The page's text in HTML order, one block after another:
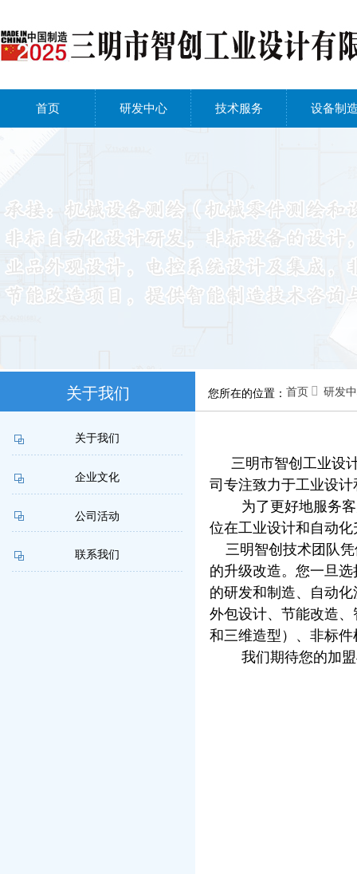
首页 研发中心 技术服务 设备制
关于我们
企业文化
公司活动
联系我们
关于我们
联系我们 您所在的位置： 首页  研发
三明市智创工业设
司专注致力于工业设
为了更好地服务客户
位在工业设计和自动
三明智创技术团队凭
的升级改造。您一旦
的研发和制造、自动
外包设计、节能改造
和三维造型）、非标
我们期待您的加盟